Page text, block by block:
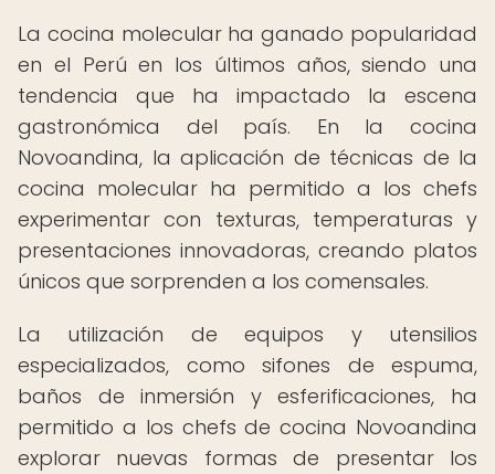
La cocina molecular ha ganado popularidad
en el Perú en los últimos años, siendo una
tendencia que ha impactado la escena
gastronómica del país. En la cocina
Novoandina, la aplicación de técnicas de la
cocina molecular ha permitido a los chefs
experimentar con texturas, temperaturas y
presentaciones innovadoras, creando platos
únicos que sorprenden a los comensales.
La utilización de equipos y utensilios
especializados, como sifones de espuma,
baños de inmersión y esferificaciones, ha
permitido a los chefs de cocina Novoandina
explorar nuevas formas de presentar los